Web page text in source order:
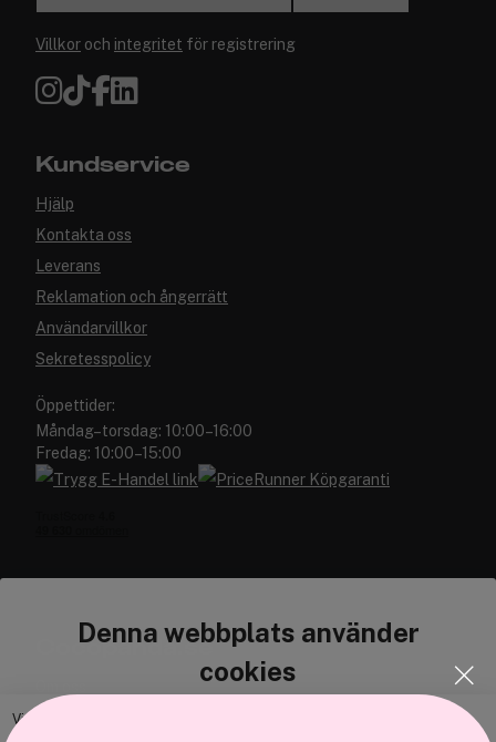
Denna webbplats använder
cookies
Vi använder enhetsidentifierare för att anpassa innehållet och
Villkor och integritet för registrering
Kundservice
Hjälp
Kontakta oss
Leverans
Reklamation och ångerrätt
Användarvillkor
Sekretesspolicy
Öppettider:
Måndag–torsdag: 10:00–16:00
Fredag: 10:00–15:00
Cocopanda.se